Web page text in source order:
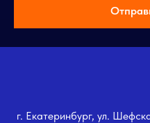
г. Екатеринбург, ул.